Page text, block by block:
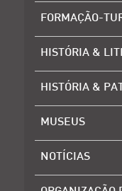
FORMAÇÃO-
HISTÓRIA &
HISTÓRIA &
MUSEUS
NOTÍCIAS